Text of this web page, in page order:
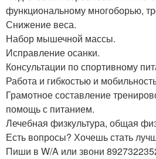
функциональному многоборью,
Снижение веса.
Набор мышечной массы.
Исправление осанки.
Консультации по спортивному
Работа и гибкостью и
Грамотное составление
помощь с питанием.
Лечебная физкультура, общая
Есть вопросы? Хочешь стать
Пиши в W/A или звони